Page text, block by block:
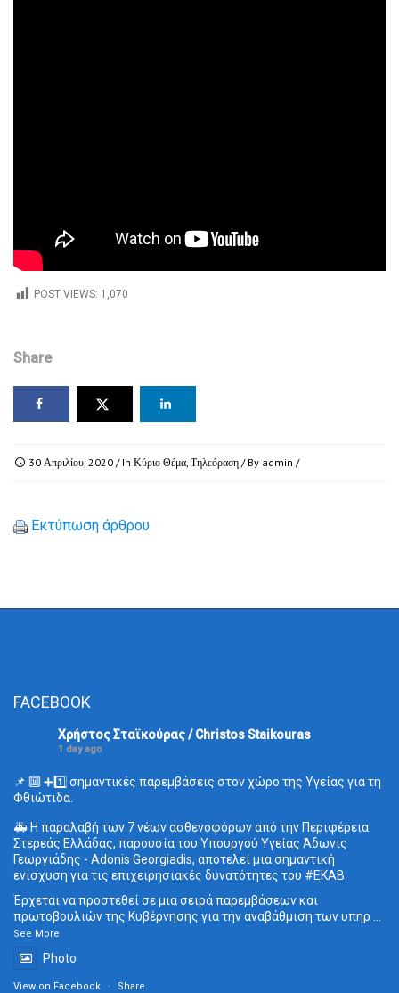
POST VIEWS: 1,070
Share
30 Απριλίου, 2020 / In Κύριο Θέμα Τηλεόραση / By admin /
Εκτύπωση άρθρου
FACEBOOK
Χρήστος Σταϊκούρας / Christos Staikouras
1 day ago
📌 🔟 ➕1️⃣ σημαντικές παρεμβάσεις στον χώρο της Υγείας για τη
Φθιώτιδα.
🚑 Η παραλαβή των 7 νέων ασθενοφόρων από την Περιφέρεια
Στερεάς Ελλάδας, παρουσία του Υπουργού Υγείας Άδωνις
Γεωργιάδης - Adonis Georgiadis, αποτελεί μια σημαντική
ενίσχυση για τις επιχειρησιακές δυνατότητες του #ΕΚΑΒ
Έρχεται να προστεθεί σε μια σειρά παρεμβάσεων και
πρωτοβουλιών της Κυβέρνησης για την αναβάθμιση των υπηρ
See More
Photo
View on Facebook · Share